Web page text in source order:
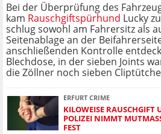
Bei der Überprüfung des
kam Rauschgiftspürhund Lucky
schlug sowohl am Fahrersitz als
Seitenablage an der
anschließenden Kontrolle
Blechdose, in der sieben Joints
die Zöllner noch sieben
ERFURT CRIME
KILOWEISE
POLIZEI NIMMT
EST